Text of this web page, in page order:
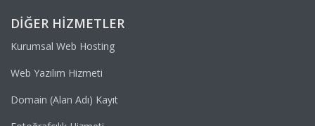
DIĞER HIZMETLER
Kurumsal Web Hosting
Web Yazılım Hizmeti
Domain (Alan Adı) Kayıt